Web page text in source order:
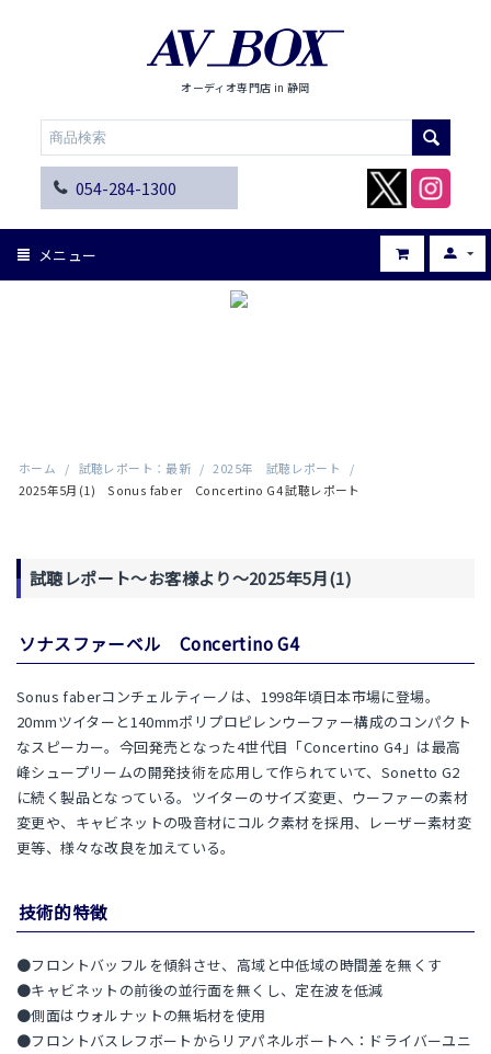
オーディオ専門店 in 静岡
054-284-1300
メニュー
ホーム / 試聴レポート：最新 / 2025年 試聴レポート
/
2025年5月(1) Sonus faber Concertino G4 試聴レポート
試聴レポート～お客様より～2025年5月(1)
ソナスファーベル Concertino G4
Sonus faberコンチェルティーノは、1998年頃日本市場に登場。
20mmツイターと140mmポリプロピレンウーファー構成のコンパクト
なスピーカー。今回発売となった4世代目「Concertino G4」は最高
峰シュープリームの開発技術を応用して作られていて、Sonetto G2
に続く製品となっている。ツイターのサイズ変更、ウーファーの素材
変更や、キャビネットの吸音材にコルク素材を採用、レーザー素材変
更等、様々な改良を加えている。
技術的特徴
●フロントバッフルを傾斜させ、高域と中低域の時間差を無くす
●キャビネットの前後の並行面を無くし、定在波を低減
●側面はウォルナットの無垢材を使用
●フロントバスレフボートからリアパネルボートへ：ドライバーユニ